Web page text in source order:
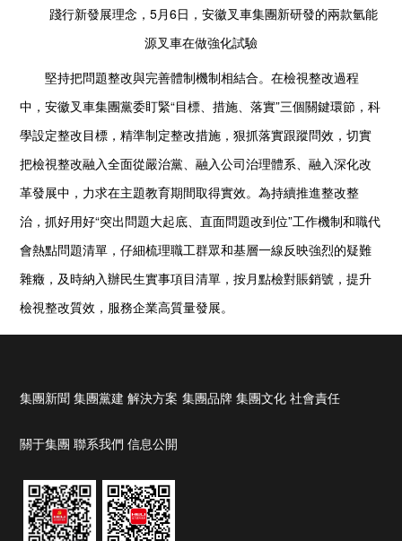
踐行新發展理念，5月6日，安徽叉車集團新研發的兩款氫能
源叉車在做強化試驗
堅持把問題整改與完善體制機制相結合。在檢視整改過程
中，安徽叉車集團黨委盯緊“目標、措施、落實”三個關鍵環節，科
學設定整改目標，精準制定整改措施，狠抓落實跟蹤問效，切實
把檢視整改融入全面從嚴治黨、融入公司治理體系、融入深化改
革發展中，力求在主題教育期間取得實效。為持續推進整改整
治，抓好用好“突出問題大起底、直面問題改到位”工作機制和職代
會熱點問題清單，仔細梳理職工群眾和基層一線反映強烈的疑難
雜癥，及時納入辦民生實事項目清單，按月點檢對賬銷號，提升
檢視整改質效，服務企業高質量發展。
集團新聞 集團黨建 解決方案 集團品牌 集團文化 社會責任
關于集團 聯系我們 信息公開